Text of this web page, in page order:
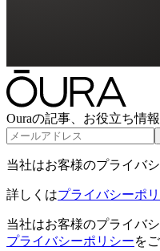
Ouraの記事、お役立ち情
当社はお客様のプライバ
詳しくはプライバシーポ
当社はお客様のプライバ
プライバシーポリシーを